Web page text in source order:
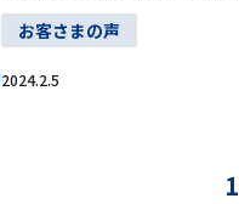
お客さまの声
2024.2.5
1